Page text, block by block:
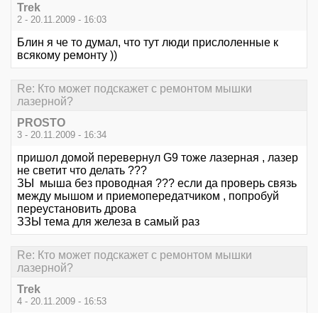
Trek
2 - 20.11.2009 - 16:03
Блин я че то думал, что тут люди прислоленные к
всякому ремонту ))
Re: Кто может подскажет с ремонтом мышки
лазерной?
PROSTO
3 - 20.11.2009 - 16:34
пришол домой перевернул G9 тоже лазерная , лазер
не светит что делать ???
ЗЫ мыша без проводная ??? если да проверь связь
между мышом и приемопередатчиком , попробуй
переустановить дрова
ЗЗЫ тема для железа в самый раз
Re: Кто может подскажет с ремонтом мышки
лазерной?
Trek
4 - 20.11.2009 - 16:53